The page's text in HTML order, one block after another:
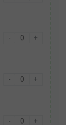
- +
- +
- +